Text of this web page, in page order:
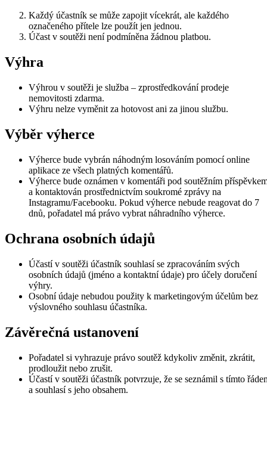
Každý účastník se může zapojit vícekrát, ale každého
označeného přítele lze použít jen jednou.
Účast v soutěži není podmíněna žádnou platbou.
Výhra
Výhrou v soutěži je služba – zprostředkování prodeje
nemovitosti zdarma.
Výhru nelze vyměnit za hotovost ani za jinou službu.
Výběr výherce
Výherce bude vybrán náhodným losováním pomocí online
aplikace ze všech platných komentářů.
Výherce bude oznámen v komentáři pod soutěžním
a kontaktován prostřednictvím soukromé zprávy na
Instagramu/Facebooku. Pokud výherce nebude reagovat do 7
dnů, pořadatel má právo vybrat náhradního výherce.
Ochrana osobních údajů
Účastí v soutěži účastník souhlasí se zpracováním svých
osobních údajů (jméno a kontaktní údaje) pro účely doručení
výhry.
Osobní údaje nebudou použity k marketingovým účelům bez
výslovného souhlasu účastníka.
Závěrečná ustanovení
Pořadatel si vyhrazuje právo soutěž kdykoliv změnit, zkrátit,
prodloužit nebo zrušit.
Účastí v soutěži účastník potvrzuje, že se seznámil s tímto
a souhlasí s jeho obsahem.